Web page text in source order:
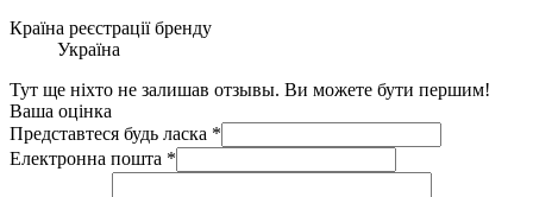
Країна реєстрації бренду
Україна
Тут ще ніхто не залишав отзывы. Ви можете бути першим!
Ваша оцінка
Представтеся будь ласка *
Електронна пошта *